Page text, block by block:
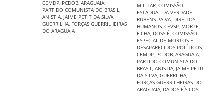
CEMDP, PCDOB, ARAGUAIA,
PARTIDO COMUNISTA DO BRASIL,
ANISTIA, JAIME PETIT DA SILVA,
GUERRILHA, FORÇAS GUERRILHEIRAS
DO ARAGUAIA
MILITAR, COMISSÃO
ESTADUAL DA VERDADE
RUBENS PAIVA, DIREITOS
HUMANOS, CEVSP, MORTE,
FICHA, DOSSIÊ, COMISSÃO
ESPECIAL DE MORTOS E
DESAPARECIDOS POLÍTICOS,
CEMDP, PCDOB, ARAGUAIA,
PARTIDO COMUNISTA DO
BRASIL, ANISTIA, JAIME PETIT
DA SILVA, GUERRILHA,
FORÇAS GUERRILHEIRAS DO
ARAGUAIA, DADOS FÍSICOS